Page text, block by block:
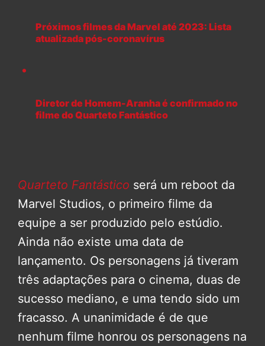
Próximos filmes da Marvel até 2023: Lista
atualizada pós-coronavírus
Diretor de Homem-Aranha é confirmado no
filme do Quarteto Fantástico
Quarteto Fantástico será um reboot da
Marvel Studios, o primeiro filme da
equipe a ser produzido pelo estúdio.
Ainda não existe uma data de
lançamento. Os personagens já tiveram
três adaptações para o cinema, duas de
sucesso mediano, e uma tendo sido um
fracasso. A unanimidade é de que
nenhum filme honrou os personagens na